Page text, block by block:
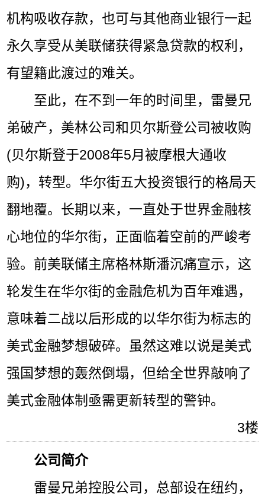
机构吸收存款，也可与其他商业银行一起
永久享受从美联储获得紧急贷款的权利，
有望籍此渡过的难关。
至此，在不到一年的时间里，雷曼兄
弟破产，美林公司和贝尔斯登公司被收购
(贝尔斯登于2008年5月被摩根大通收
购)，转型。华尔街五大投资银行的格局天
翻地覆。长期以来，一直处于世界金融核
心地位的华尔街，正面临着空前的严峻考
验。前美联储主席格林斯潘沉痛宣示，这
轮发生在华尔街的金融危机为百年难遇，
意味着二战以后形成的以华尔街为标志的
美式金融梦想破碎。虽然这难以说是美式
强国梦想的轰然倒塌，但给全世界敲响了
美式金融体制亟需更新转型的警钟。
3楼
公司简介
雷曼兄弟控股公司，总部设在纽约，